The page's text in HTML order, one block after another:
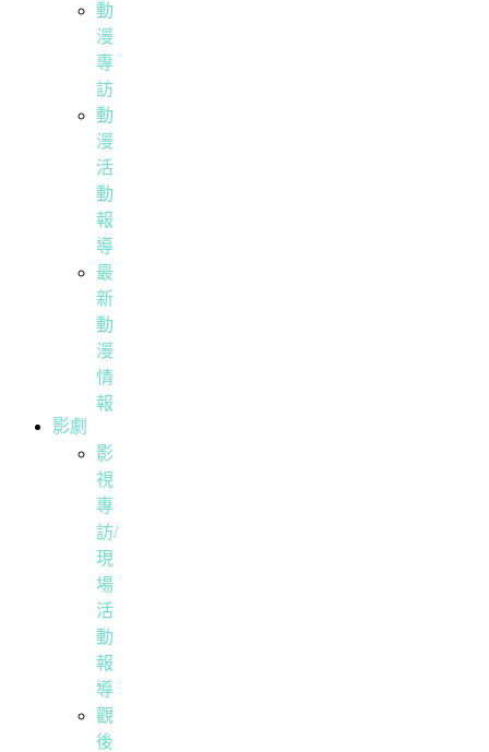
動
漫
專
訪
動
漫
活
動
報
導
最
新
動
漫
情
報
影劇
影
視
專
訪/
現
場
活
動
報
導
觀
後